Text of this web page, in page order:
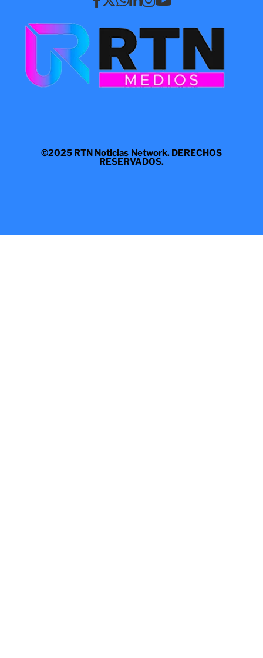
©2025 RTN Noticias Network. DERECHOS
RESERVADOS.